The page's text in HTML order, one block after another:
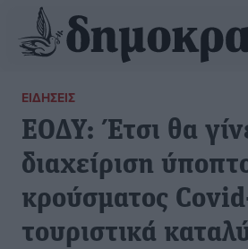
ΕΙΔΉΣΕΙΣ
ΕΟΔΥ: Έτσι θα
διαχείριση
κρούσματος
τουριστικά